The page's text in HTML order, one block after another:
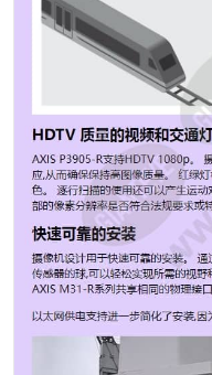
级 IP67 专为重新上漆